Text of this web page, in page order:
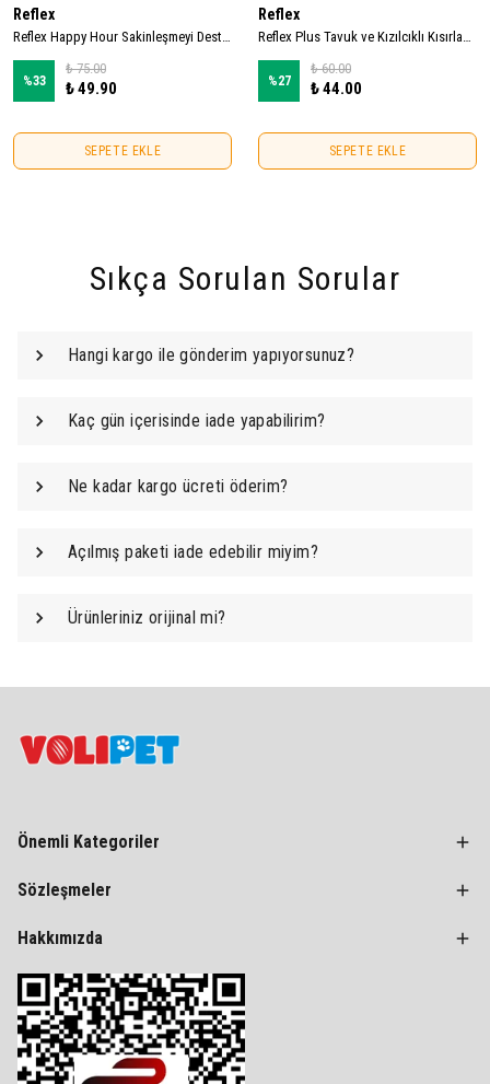
Reflex
Reflex Happy Hour Sakinleşmeyi Destekleyici Kedi Ödül Maması 60gr
%33
₺ 75.00
₺ 49.90
SEPETE EKLE
Reflex
Reflex Plus Tavuk ve Kızılcıklı Kısırlaştırılmış Kedi Ödül Çubuğu 15gr (3'lü)
%27
₺ 60.00
₺ 44.00
SEPETE EKLE
Sıkça Sorulan Sorular
Hangi kargo ile gönderim yapıyorsunuz?
Kaç gün içerisinde iade yapabilirim?
Ne kadar kargo ücreti öderim?
Açılmış paketi iade edebilir miyim?
Ürünleriniz orijinal mi?
Önemli Kategoriler
Sözleşmeler
Hakkımızda